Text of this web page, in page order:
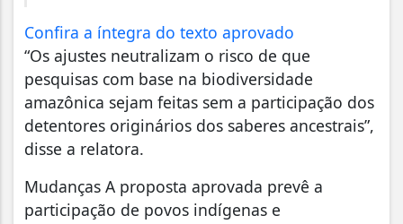
Confira a íntegra do texto aprovado
“Os ajustes neutralizam o risco de que
pesquisas com base na biodiversidade
amazônica sejam feitas sem a participação dos
detentores originários dos saberes ancestrais”,
disse a relatora.
Mudanças A proposta aprovada prevê a
participação de povos indígenas e